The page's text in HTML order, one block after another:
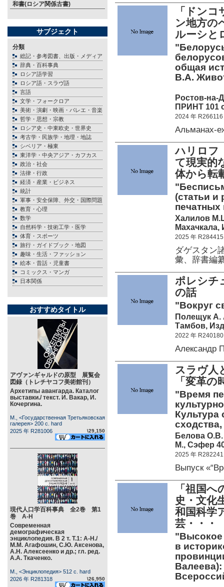
和書(ロシア関係古書)
サブジェクト
分類
総記・参考図書、出版・メディア
辞典・百科事典
ロシア語学習
ロシア語・スラヴ語
言語
文学・フォークロア
美術・演劇・映画・バレエ・音楽
哲学・思想・宗教
ロシア史・中東欧史・世界史
考古学・民族学・地理・地誌
シベリア・極東
東洋学・中央アジア・カフカス
政治・社会
法律・行政
経済・産業・ビジネス
統計
軍事・安全保障、外交・国際問題
教育・心理
数学
自然科学・技術工学・医学
体育・スポーツ
旅行・ガイドブック・地図
趣味・生活・ファッション
絵本・昔話・児童書
コミックス・マンガ
日本関係
おすすめタイトル
アヴァンギャルドの原型 展覧会
図録（トレチヤコフ美術館刊）
Архетипы авангарда. Каталог
выставки./ текст. И. Вакар, И.
Кочергина.
М., <Государственная Третьяковская
галерея> 200 c. hard
2025 年 R281006
\29,150
現代人口学百科事典 全2巻 第1
巻 А-Н
Современная
демографическая
энциклопедия. В 2 т. Т.1: А-Н./
М.М. Агафошин, С.Ю. Аксенова,
А.Н. Алексеенко и др.; гл. ред.
А.А. Ткаченко.
М., <Энциклопедия> 512 c. hard
2026 年 R281318
\26,950
「ドン
ン地方の
ルーシと
общая
В.А.
Ростов-на-
ПРИНТ 101
2024 年 R266116
Альманах-
ハリロフ
て現実的
体から転
(статьи и
печатных
Халилов
2025 年 R284415
ダゲスタン
彙、辞書編
ポレシチ
の話
"Вокруг
Полещук А.
Тамбов,
2022 年 R240180
Александр
スラヴ人
「変革
"Время
Культура
Белова О.В.
М., Сэфер
2025 年 R282241
Выпуск
「祖国
史・文化
和国科学
芸・・・
"Высокое
в